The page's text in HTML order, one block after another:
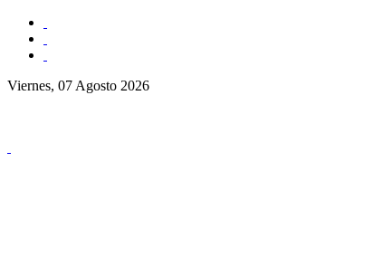
Viernes, 07 Agosto 2026